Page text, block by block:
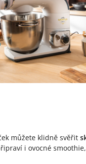
můžete klidně svěřit
i ovocné